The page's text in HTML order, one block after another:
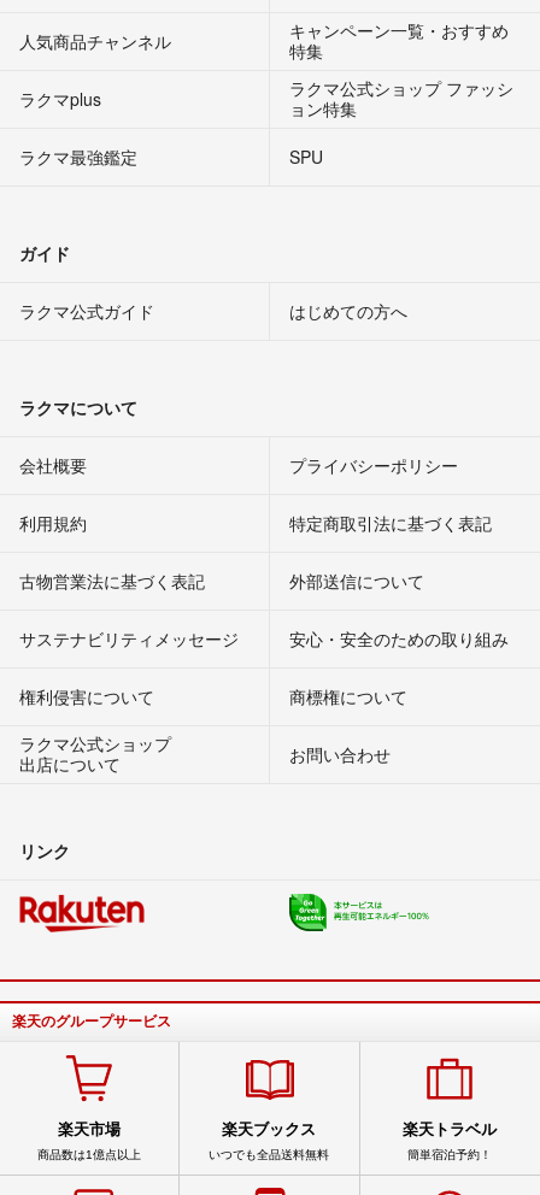
人気商品チャンネル
キャンペーン一覧・おすすめ
特集
ラクマplus
ラクマ公式ショップ ファッシ
ョン特集
ラクマ最強鑑定
SPU
ガイド
ラクマ公式ガイド はじめての方へ
ラクマについて
会社概要 プライバシーポリシー
利用規約 特定商取引法に基づく表記
古物営業法に基づく表記 外部送信について
サステナビリティメッセージ 安心・安全のための取り組み
権利侵害について
商標権について
ラクマ公式ショップ
出店について
お問い合わせ
リンク
楽天のグループサービス
楽天市場
商品数は1億点以上
楽天ブックス
いつでも全品送料無料
楽天トラベル
簡単宿泊予約！